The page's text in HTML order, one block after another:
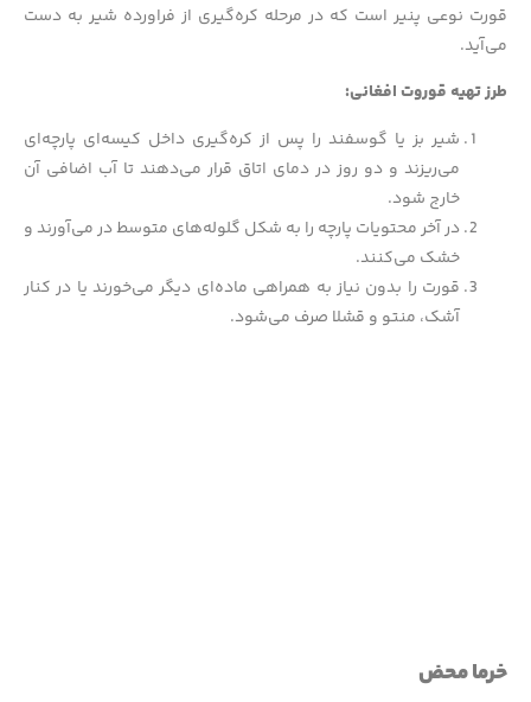
قورت نوعی پنیر است که در مرحله کره‌گیری از فراورده شیر به دست
می‌آید.
طرز تهیه قوروت افغانی:
شیر بز یا گوسفند را پس از کره‌گیری داخل کیسه‌ای پارچه‌ای
می‌ریزند و دو روز در دمای اتاق قرار می‌دهند تا آب اضافی آن
خارج شود.
در آخر محتویات پارچه را به شکل گلوله‌های متوسط در می‌آورند و
خشک می‌کنند.
قورت را بدون نیاز به همراهی ماده‌ای دیگر می‌خورند یا در کنار
آشک، منتو و قشلا صرف می‌شود.
خرما محض